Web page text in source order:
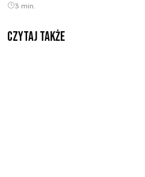
3 min.
Czytaj także